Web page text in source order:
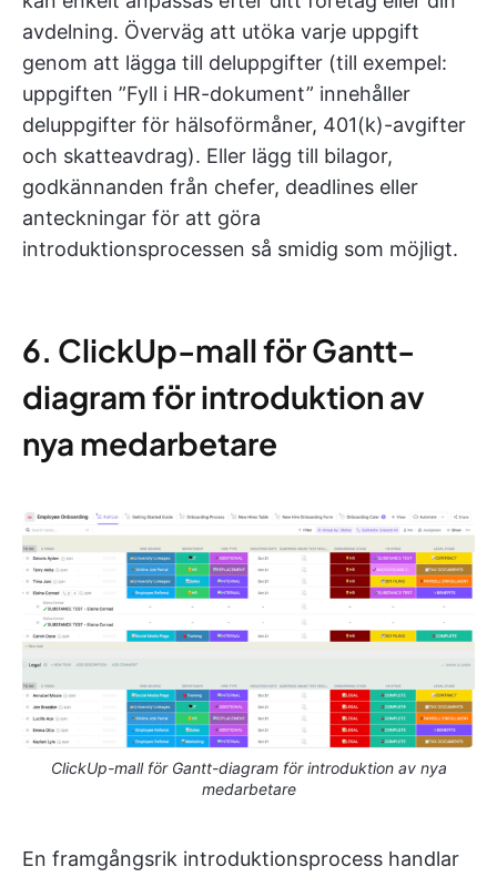
avdelning. Överväg att utöka varje uppgift
genom att lägga till deluppgifter (till exempel:
uppgiften ”Fyll i HR-dokument” innehåller
deluppgifter för hälsoförmåner, 401(k)-avgifter
och skatteavdrag). Eller lägg till bilagor,
godkännanden från chefer, deadlines eller
anteckningar för att göra
introduktionsprocessen så smidig som möjligt.
6. ClickUp-mall för Gantt-
diagram för introduktion av
nya medarbetare
ClickUp-mall för Gantt-diagram för introduktion av nya
medarbetare
En framgångsrik introduktionsprocess handlar